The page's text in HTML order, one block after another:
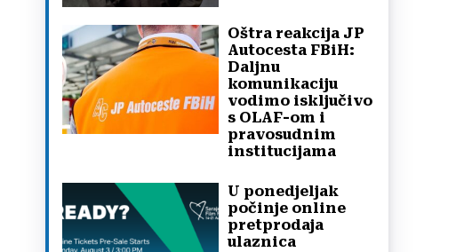
Oštra reakcija JP
Autocesta FBiH:
Daljnu
komunikaciju
vodimo isključivo
s OLAF-om i
pravosudnim
institucijama
U ponedjeljak
počinje online
pretprodaja
ulaznica